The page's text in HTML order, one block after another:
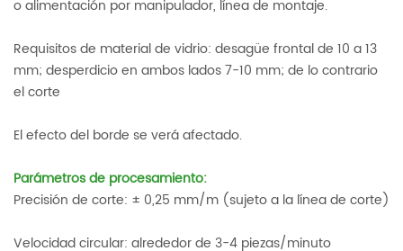
o alimentación por manipulador, línea de montaje.
Requisitos de material de vidrio: desagüe frontal de 10 a 13
mm; desperdicio en ambos lados 7-10 mm; de lo contrario
el corte
El efecto del borde se verá afectado.
Parámetros de procesamiento:
Precisión de corte: ± 0,25 mm/m (sujeto a la línea de corte)
Velocidad circular: alrededor de 3-4 piezas/minuto